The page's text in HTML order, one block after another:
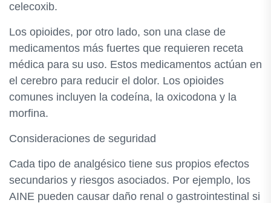
celecoxib.
Los opioides, por otro lado, son una clase de
medicamentos más fuertes que requieren receta
médica para su uso. Estos medicamentos actúan en
el cerebro para reducir el dolor. Los opioides
comunes incluyen la codeína, la oxicodona y la
morfina.
Consideraciones de seguridad
Cada tipo de analgésico tiene sus propios efectos
secundarios y riesgos asociados. Por ejemplo, los
AINE pueden causar daño renal o gastrointestinal si